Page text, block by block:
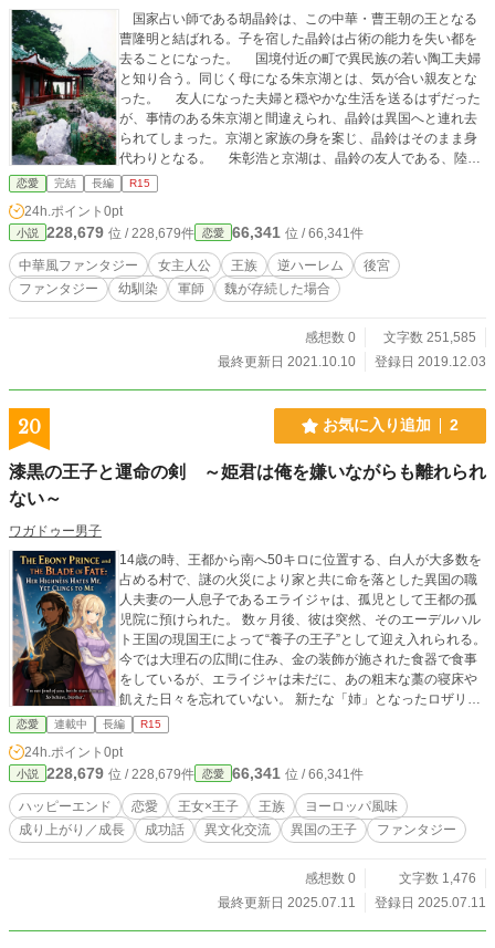
国家占い師である胡晶鈴は、この中華・曹王朝の王となる
曹隆明と結ばれる。子を宿した晶鈴は占術の能力を失い都を
去ることになった。 国境付近の町で異民族の若い陶工夫婦
と知り合う。同じく母になる朱京湖とは、気が合い親友とな
った。 友人になった夫婦と穏やかな生活を送るはずだった
が、事情のある朱京湖と間違えられ、晶鈴は異国へと連れ去
られてしまった。京湖と家族の身を案じ、晶鈴はそのまま身
代わりとなる。 朱彰浩と京湖は、晶鈴の友人である、陸慶
明に助けを求めるべく都へ行く。晶鈴の行方はずっと掴めな
いままではあるが、朱家は穏やかな生活を営むことができ
た。 １２年たち、晶鈴の娘、星羅は才覚を現し始める。そ
れと同時に、双子のように育った兄・朱京樹、胡晶鈴との恋
に破れた医局長・陸慶明とその息子・陸明樹、そして実の娘
と知らない王・曹隆明が星羅に魅了されていく。
恋愛 完結 長編 R15
24h.ポイント 0pt
小説 228,679 位 / 228,679件 恋愛 66,341 位 / 66,341件
中華風ファンタジー 女主人公 王族 逆ハーレム
後宮
ファンタジー
幼馴染 軍師 魏が存続した場合
感想数 0
文字数 251,585
最終更新日 2021.10.10
登録日 2019.12.03
20 お気に入り追加 2
漆黒の王子と運命の剣 ～姫君は俺を嫌いながらも離れられ
ない～
ワガドゥー男子
14歳の時、王都から南へ50キロに位置する、白人が大多数を
占める村で、謎の火災により家と共に命を落とした異国の職
人夫妻の一人息子であるエライジャは、孤児として王都の孤
児院に預けられた。 数ヶ月後、彼は突然、そのエーデルハル
ト王国の現国王によって“養子の王子”として迎え入れられる。
今では大理石の広間に住み、金の装飾が施された食器で食事
をしているが、エライジャは未だに、あの粗末な藁の寝床や
飢えた日々を忘れていない。 新たな「姉」となったロザリン
王女は、エライジャの存在を快く思っていない。彼を“教養も
信用もない慈善の産物”と見なして、強い反感を抱いているの
だ。 だが、彼にしか扱えないという古代の剣が発見されたこ
とで、王女は彼の訓練役兼護衛としての役割を任されること
になる。 彼女は彼に対して辛辣な言葉を投げかけることも多
いが、他人がその肌の色や出自を嘲笑する時には、誰よりも
強く彼を庇うのだった。
恋愛 連載中 長編 R15
24h.ポイント 0pt
小説 228,679 位 / 228,679件 恋愛 66,341 位 / 66,341件
ハッピーエンド 恋愛 王女×王子 王族
ヨーロッパ風味
成り上がり／成長
成功話 異文化交流 異国の王子 ファンタジー
感想数 0
文字数 1,476
最終更新日 2025.07.11
登録日 2025.07.11